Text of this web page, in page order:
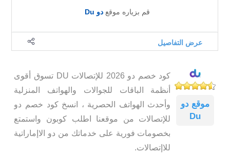
قم بزياره موقعدو Du
عرض التفاصيل
موقع دو
Du
كود خصم دو 2026 للإتصالات DU تسوق أقوى
أنظمة الباقات للجوالات والهواتف المنزلية
وأحدث الهواتف الحصرية ، انسخ كود خصم دو
للإتصالات من موقعنا اطلب كوبون واستمتع
بخصومات فورية على خدماتك من دو الاإماراتية
للاإتصالات.